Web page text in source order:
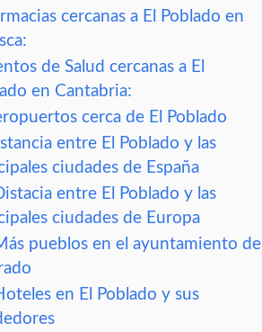
cercanas a El Poblado en
de Salud cercanas a El
en Cantabria:
cerca de El Poblado
entre El Poblado y las
ciudades de España
entre El Poblado y las
ciudades de Europa
pueblos en el ayuntamiento de
en El Poblado y sus